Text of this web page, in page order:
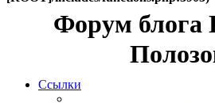
Форум
Ссылки